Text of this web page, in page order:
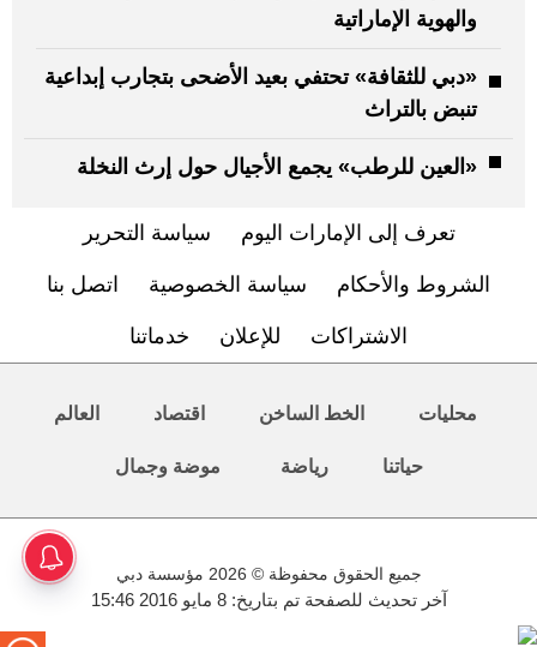
والهوية الإماراتية
«دبي للثقافة» تحتفي بعيد الأضحى بتجارب إبداعية
تنبض بالتراث
«العين للرطب» يجمع الأجيال حول إرث النخلة
تعرف إلى الإمارات اليوم سياسة التحرير
الشروط والأحكام سياسة الخصوصية اتصل بنا
الاشتراكات للإعلان خدماتنا
محليات الخط الساخن اقتصاد العالم
حياتنا رياضة موضة وجمال
جميع الحقوق محفوظة © 2026 مؤسسة دبي
آخر تحديث للصفحة تم بتاريخ: 8 مايو 2016 15:46